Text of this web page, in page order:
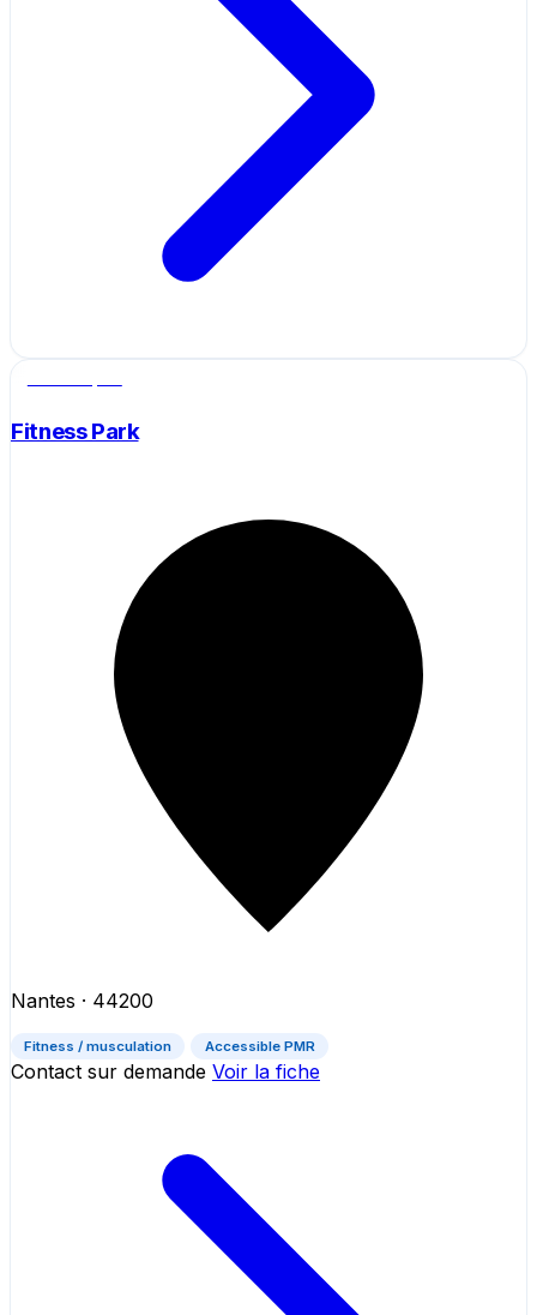
Fitness Park
Nantes · 44200
Fitness / musculation Accessible PMR
Contact sur demande Voir la fiche